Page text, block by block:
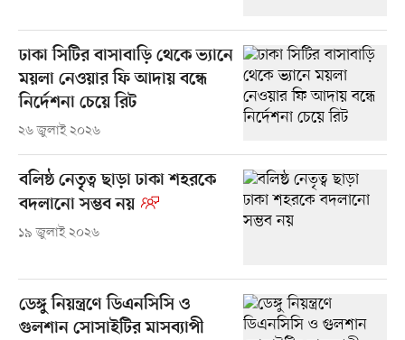
ঢাকা সিটির বাসাবাড়ি থেকে ভ্যানে
ময়লা নেওয়ার ফি আদায় বন্ধে
নির্দেশনা চেয়ে রিট
২৬ জুলাই ২০২৬
বলিষ্ঠ নেতৃত্ব ছাড়া ঢাকা শহরকে
বদলানো সম্ভব নয়
১৯ জুলাই ২০২৬
ডেঙ্গু নিয়ন্ত্রণে ডিএনসিসি ও
গুলশান সোসাইটির মাসব্যাপী